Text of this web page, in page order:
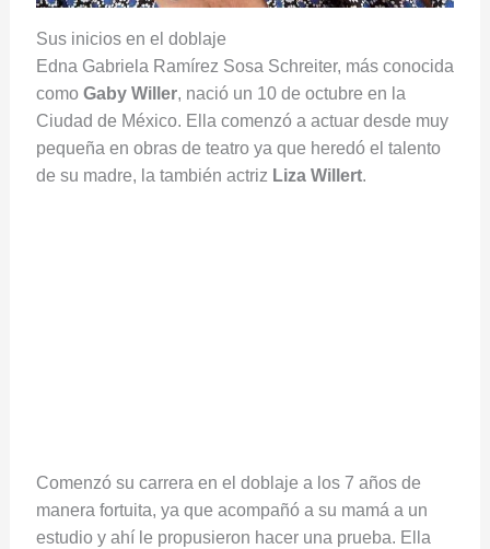
Sus inicios en el doblaje
Edna Gabriela Ramírez Sosa Schreiter, más conocida
como Gaby Willer, nació un 10 de octubre en la
Ciudad de México. Ella comenzó a actuar desde muy
pequeña en obras de teatro ya que heredó el talento
de su madre, la también actriz Liza Willert.
Comenzó su carrera en el doblaje a los 7 años de
manera fortuita, ya que acompañó a su mamá a un
estudio y ahí le propusieron hacer una prueba. Ella